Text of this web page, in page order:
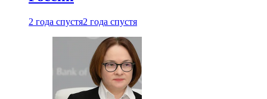
2 года спустя2 года спустя